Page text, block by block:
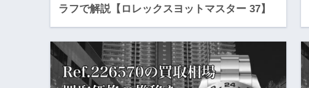
ラフで解説【ロレックスヨットマスター 37】